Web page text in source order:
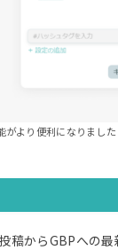
より便利になりました
からGBPへの